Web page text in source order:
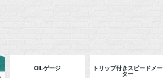
OILゲージ
トリップ付きスピードメー
ター